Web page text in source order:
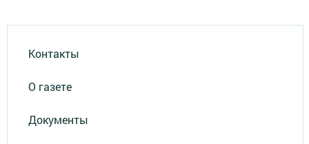
Контакты
О газете
Документы